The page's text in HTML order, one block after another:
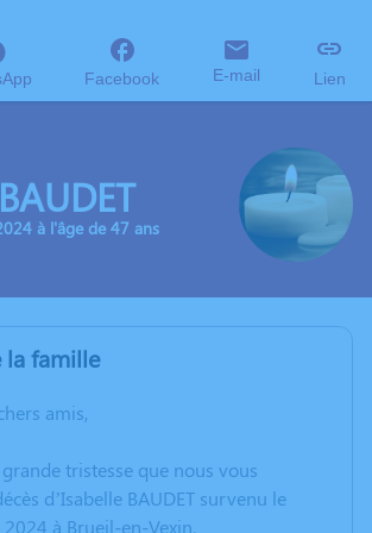
Facebook E-mail Lien
à l'âge de 47 ans
la famille
amis,
grande tristesse que nous vous
d’Isabelle BAUDET survenu le
à Brueil-en-Vexin.